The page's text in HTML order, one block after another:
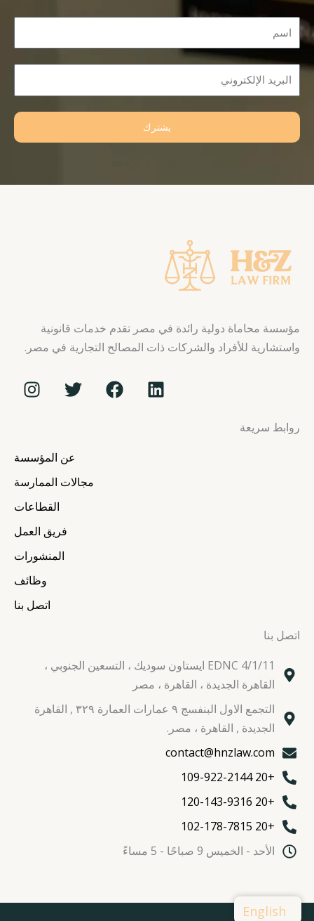
Name
Email
يشترك
مؤسسة محاماة دولية رائدة في مصر تقدم خدمات قانونية
واستشارية للأفراد والشركات ذات المصالح التجارية في مصر.
L
i
F
a
T
w
t
e
r
I
n
g
r
a
m
روابط سريعة
عن المؤسسة
مجالات الممارسة
القطاعات
فريق العمل
المنشورات
وظائف
اتصل بنا
اتصل بنا
EDNC 4/1/11 ايستاون سوديك ، التسعين الجنوبي ،
القاهرة الجديدة ، القاهرة ، مصر
التجمع الاول البنفسج ٩ عمارات العمارة ٣٢٩ , القاهرة
الجديدة , القاهرة ، مصر.
contact@hnzlaw.com
+20 109-922-2144
+20 120-143-9316
+20 102-178-7815
الأحد - الخميس 9 صباحًا - 5 مساءً
English